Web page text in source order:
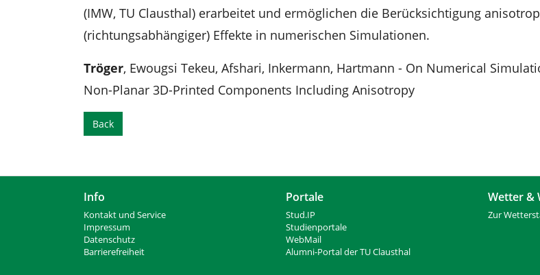
(IMW, TU Clausthal) erarbeitet und ermöglichen die Berücksichtigung
(richtungsabhängiger) Effekte in numerischen Simulationen.
Tröger, Ewougsi Tekeu, Afshari, Inkermann, Hartmann - On Numerical
Non-Planar 3D-Printed Components Including Anisotropy
Back
Info
Kontakt und Service
Impressum
Datenschutz
Barrierefreiheit
Portale
Stud.IP
Studienportale
WebMail
Alumni-Portal der TU Clausthal
Wetter &
Zur